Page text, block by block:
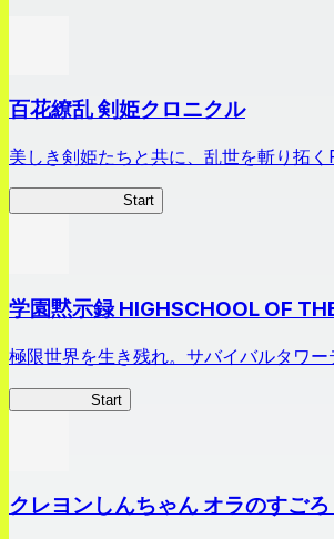
百花繚乱 剣姫クロニクル
美しき剣姫たちと共に、乱世を斬り拓く
Start
学園黙示録 HIGHSCHOOL OF
極限世界を生き残れ。サバイバルタワー
Start
クレヨンしんちゃん オラのすご